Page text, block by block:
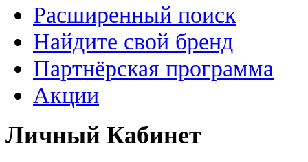
Расширенный поиск
Найдите свой бренд
Партнёрская программа
Акции
Личный Кабинет